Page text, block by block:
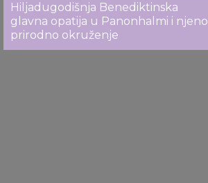
Hiljadugodišnja Benediktinska
glavna opatija u Panonhalmi i njeno
prirodno okruženje